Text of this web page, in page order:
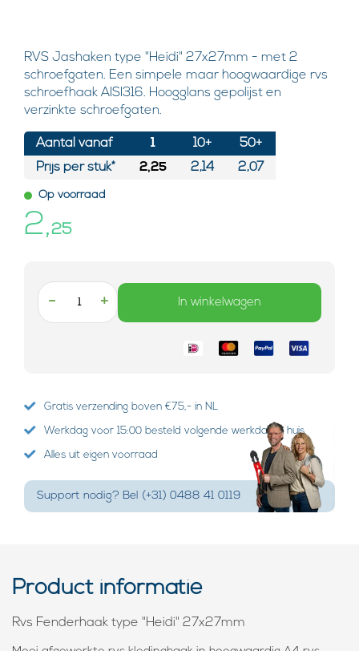
RVS Jashaken type "Heidi" 27x27mm - met 2
schroefgaten. Een simpele maar hoogwaardige rvs
schroefhaak AISI316. Hoogglans gepolijst en
verzinkte schroefgaten.
Aantal vanaf
Prijs per stuk*
1
2,25
10+
2,14
50+
2,07
Op voorraad
2,25
- + In winkelwagen
Gratis verzending boven €75,- in NL
Werkdag voor 15:00 besteld volgende werkdag in huis
Alles uit eigen voorraad
Support nodig? Bel (+31) 0488 41 0119
Product informatie
Rvs Fenderhaak type "Heidi" 27x27mm